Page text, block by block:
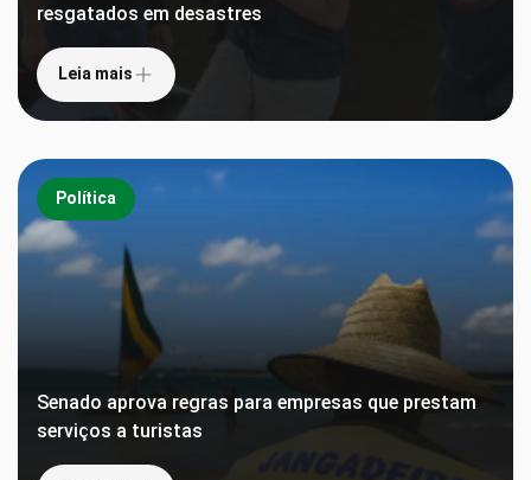
resgatados em desastres
Leia mais
Política
Senado aprova regras para empresas que prestam
serviços a turistas